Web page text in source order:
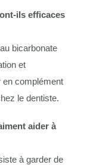
ils efficaces
bicarbonate
et
en complément
le dentiste.
aider à
à garder de